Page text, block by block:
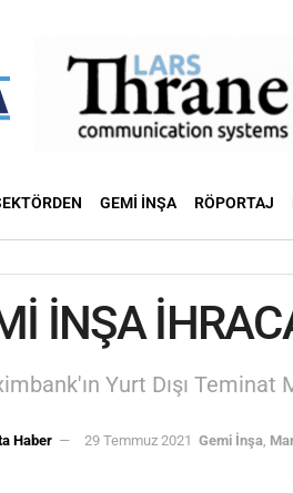
GEMI İNŞA RÖPORTAJ
İNŞA
Yurt Dışı
Haber 29 Temmuz 2021 Gemi İnşa